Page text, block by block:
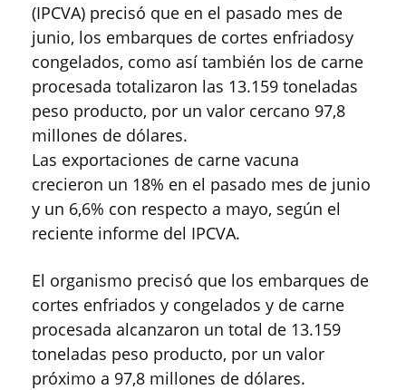
(IPCVA) precisó que en el pasado mes de
junio, los embarques de cortes enfriadosy
congelados, como así también los de carne
procesada totalizaron las 13.159 toneladas
peso producto, por un valor cercano 97,8
millones de dólares.
Las exportaciones de carne vacuna
crecieron un 18% en el pasado mes de junio
y un 6,6% con respecto a mayo, según el
reciente informe del IPCVA.
El organismo precisó que los embarques de
cortes enfriados y congelados y de carne
procesada alcanzaron un total de 13.159
toneladas peso producto, por un valor
próximo a 97,8 millones de dólares.